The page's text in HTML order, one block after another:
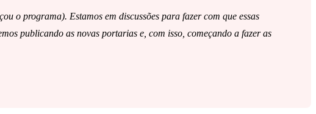
o programa). Estamos em discussões para fazer com que essas
publicando as novas portarias e, com isso, começando a fazer as